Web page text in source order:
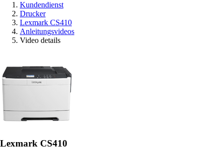
Kundendienst
Drucker
Lexmark CS410
Anleitungsvideos
Video details
Lexmark CS410